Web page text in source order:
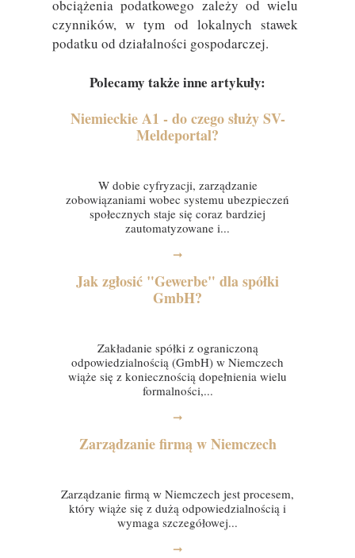
obciążenia podatkowego zależy od wielu
czynników, w tym od lokalnych stawek
podatku od działalności gospodarczej.
Polecamy także inne artykuły:
Niemieckie A1 - do czego służy SV-
Meldeportal?
W dobie cyfryzacji, zarządzanie
zobowiązaniami wobec systemu ubezpieczeń
społecznych staje się coraz bardziej
zautomatyzowane i...
➞
Jak zgłosić "Gewerbe" dla spółki
GmbH?
Zakładanie spółki z ograniczoną
odpowiedzialnością (GmbH) w Niemczech
wiąże się z koniecznością dopełnienia wielu
formalności,...
➞
Zarządzanie firmą w Niemczech
Zarządzanie firmą w Niemczech jest procesem,
który wiąże się z dużą odpowiedzialnością i
wymaga szczegółowej...
➞